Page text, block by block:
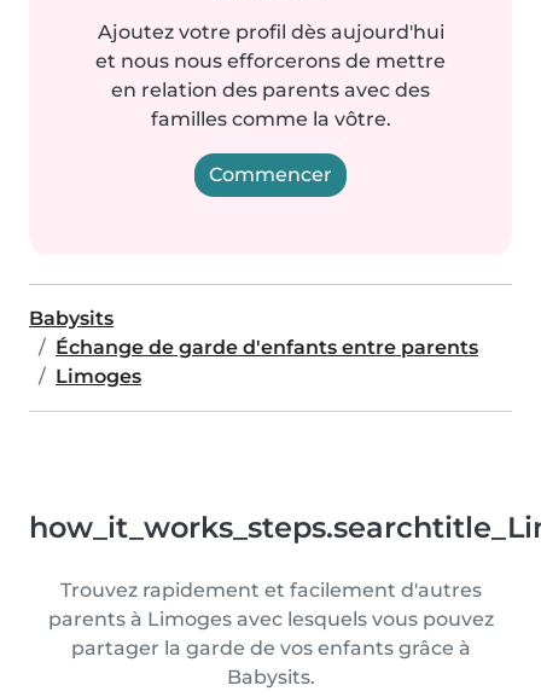
Ajoutez votre profil dès aujourd'hui
et nous nous efforcerons de mettre
en relation des parents avec des
familles comme la vôtre.
Commencer
Babysits
Échange de garde d'enfants entre parents
Limoges
Trouvez rapidement et facilement d'autres
parents à Limoges avec lesquels vous pouvez
partager la garde de vos enfants grâce à
Babysits.